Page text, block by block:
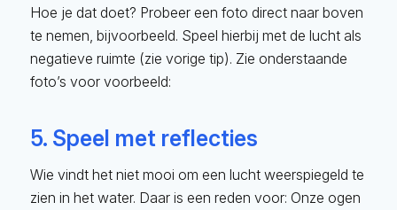
Hoe je dat doet? Probeer een foto direct naar boven
te nemen, bijvoorbeeld. Speel hierbij met de lucht als
negatieve ruimte (zie vorige tip). Zie onderstaande
foto’s voor voorbeeld:
5. Speel met reflecties
Wie vindt het niet mooi om een lucht weerspiegeld te
zien in het water. Daar is een reden voor: Onze ogen